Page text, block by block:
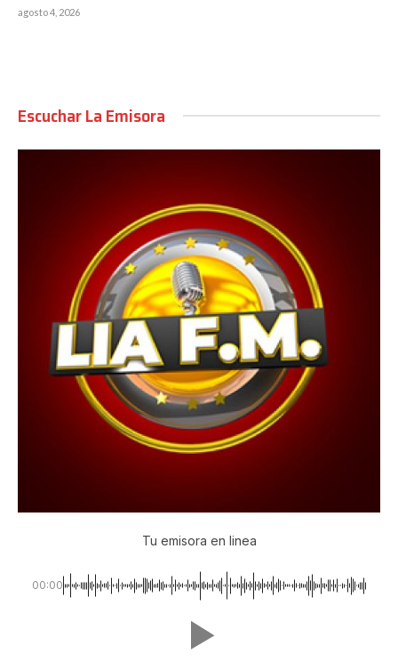
agosto 4, 2026
Escuchar La Emisora
Tu emisora en linea
00:00